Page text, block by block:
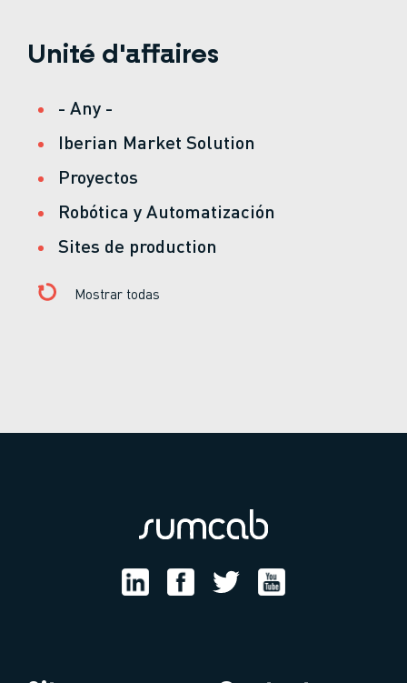
Unité d'affaires
- Any -
Iberian Market Solution
Proyectos
Robótica y Automatización
Sites de production